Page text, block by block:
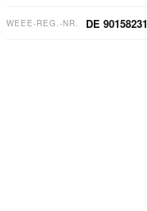
WEEE-REG.-NR. DE 90158231